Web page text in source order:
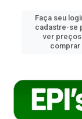
Faça seu
cadastre-se
ver preços
comprar